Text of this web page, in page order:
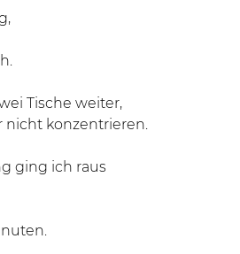
Tische weiter,
nicht konzentrieren.
ging ich raus